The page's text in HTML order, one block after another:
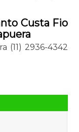
Custa Fio
(11) 2936-4342